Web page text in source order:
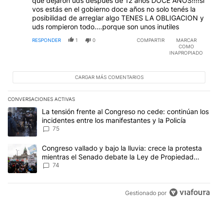
vos estás en el gobierno doce años no solo tenés la
posibilidad de arreglar algo TENES LA OBLIGACION y
uds rompieron todo....porque son unos inutiles
RESPONDER 1 0 COMPARTIR
MARCAR
COMO
INAPROPIADO
CARGAR MÁS COMENTARIOS
CONVERSACIONES ACTIVAS
Este listado muestra los artículos con más comentarios en los
Un artículo de tendencia con el título "La tensión frente al
La tensión frente al Congreso no cede: continúan los
incidentes entre los manifestantes y la Policía
75
Un artículo de tendencia con el título "Congreso vallado y bajo
Congreso vallado y bajo la lluvia: crece la protesta
mientras el Senado debate la Ley de Propiedad
Privada
74
Gestionado por